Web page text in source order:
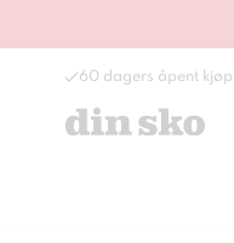
60 dagers åpent kjøp